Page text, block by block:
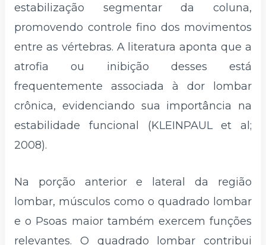
estabilização segmentar da coluna,
promovendo controle fino dos movimentos
entre as vértebras. A literatura aponta que a
atrofia ou inibição desses está
frequentemente associada à dor lombar
crônica, evidenciando sua importância na
estabilidade funcional (KLEINPAUL et al;
2008).
Na porção anterior e lateral da região
lombar, músculos como o quadrado lombar
e o Psoas maior também exercem funções
relevantes. O quadrado lombar contribui